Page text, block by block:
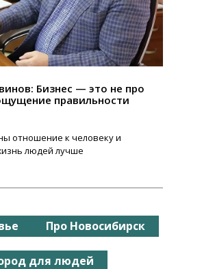
Бизнес — это не про
правильности
отношение к человеку и
людей лучше
Про Новосибирск
для людей